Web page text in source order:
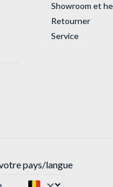
Showroom et
Retourner
Service
pays/langue